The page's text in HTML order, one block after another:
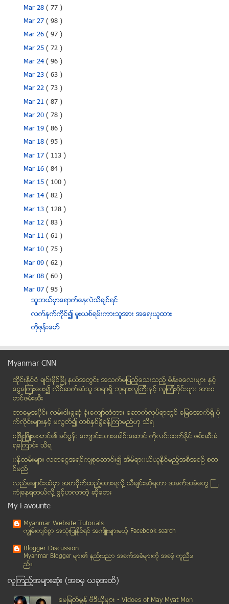
Mar 28( 77 )
Mar 27( 98 )
Mar 26( 97 )
Mar 25( 72 )
Mar 24( 96 )
Mar 23( 63 )
Mar 22( 73 )
Mar 21( 87 )
Mar 20( 78 )
Mar 19( 86 )
Mar 18( 95 )
Mar 17( 113 )
Mar 16( 84 )
Mar 15( 100 )
Mar 14( 82 )
Mar 13( 128 )
Mar 12( 83 )
Mar 11( 61 )
Mar 10( 75 )
Mar 09( 62 )
Mar 08( 60 )
Mar 07( 95 )
သူဘယ္မွာေရာက္ေနလဲသိခ်င္ရင္
လက္နက္ကိုင္၍ မူးယစ္ရမ္းကားသူအား အေရးယူထား
ကုိဖုန္းေမာ္
အလိုမတူဘဲ အဓမၼျပဳက်င့္သူကို အေရးယူ
ယင္းမာပင္ၿမိဳ႕တြင္ ရဲႏွင့္ေဒသခံမ်ား ေျမယာကိစၥေၾကာင...
ရာနဲ႔ခ်ီတဲ့ ရိုဟင္ဂ်ာေတြ မေလးမွာ ခ်ဳပ္ေႏွာင္ခံရ
ေမာ္ေတာ္ယာဥ္မ်ားမွ ေနာက္မီးခြက္(၉)စံုႏွင့္ ေနာက္ေရ...
စုေဖာင္ေဒးရွင္းကုိ ေဒၚေအာင္ဆန္းစုၾကည္ႏွင့္ မီရွဲလ္...
မိမိကုိယ္ကုိယ္ ေထာက္လွမ္းေရးကဟုေျပာသူ၏ ၿပဳိင္ကား မ...
စစ္ကိုင္းတိုင္း ယင္းမာပင္ၿမဳိ႔နယ္မွာ ရဲနဲ႔ ေဒသခံေတ...
လုပ္ငန္းရွင္ျဖစ္လာဖို႔ သြားရန္ နည္းလမ္း
ခ်န္နယ္လ္ ႐ႈိးမွာ သတင္းေထာက္ေတြကို ေဒါသထြက္ခဲ႔ရတဲ႔...
စြန္႔ဦး စီးပြားတည္ေထာင္သူတို႔ ေဆာင္ရမည့္ အခ်က္ေလး...
ယာဥ္ပိုင္ဆိုင္မႈ အတုျဖင့္ တရားမဝင္ယာဥ္ ေပါင္ႏွံေရာ...
အရက္ႏွင့္လဲေသာက္ရန္ပဲအိတ္ယူစဥ္ ဖခင္ကဓါးျဖင့္ထိုး
Apple တို႔ Spaceship Campus တည္ေဆာက္လ်က္ရွိ
Apple ဒီဇိုင္နာ ဖန္တီးေသာ စားပြဲခံု
Myanmar CNN
ထိုင္းနို္င္ငံ ခ်င္းမိုင္ျမိဳ ့နယ္အတြင္း အသက္မျပည့္ေသးသည့္ မိန္းခေလးမ်ား နွင့္
ေငြေၾကးေပး၍ လိင္ဆက္ဆံသူ အရာရွိ-ဘုရားလူၾကီးနွင့္ လူၾကီးပိုင္းမ်ား အားစ
တင္ဖမ္းဆီး
တာေမြအ၀ိုင္း လမ္းငါးခြဆံု ခံုးေက်ာ္တံတား ေဆာက္လုပ္ရာတြင္ ေျမေအာက္ရွိ ပို
က္လိုင္းမ်ားႏွင့္ မလြတ္၍ တစ္ႏွစ္ခြဲခန္႔ၾကာမည္ဟု သိရ
မၿဖိဳးၿဖိဳးေအာင္၏ ခင္ပြန္း ေက်ာင္းသားေခါင္းေဆာင္ ကိုလင္းထက္ႏိုင္ ဖမ္းဆီးခံ
ရေၾကာင္း သိရ
၀န္ထမ္းမ်ား လစာေငြအရစ္က်စုေဆာင္း၍ အိမ္ရာ၀ယ္ယူႏုိင္မည့္အစီအစဥ္ စတ
င္မည္
လည္ေခ်ာင္းထဲမွာ အစာပိုက္ထည့္ထားရလုိ႔ သီခ်င္းဆုိရတာ အခက္အခဲေတြ ႀ
ကံဳေနရတယ္လို႔ ဖြင့္ဟလာတဲ့ ဆုိေတး
My Favourite
Myanmar Website Tutorials
ကၽြမ္းက်င္စြာ အသုံးျပဳႏုိင္ရင္ အက်ိဳးမ်ားမယ့္ Facebook search
Blogger Discussion
Myanmar Blogger မ်ား၏ နည္းပညာ အခက္အခဲမ်ားကုိ အခမဲ့ ကူညီမ
ည္။
လူၾကည့္အမ်ားဆုံး (အစမွ ယခုအထိ)
ေမျမတ္မြန္ ဗီဒီယုိမ်ား - Vidoes of May Myat Mon